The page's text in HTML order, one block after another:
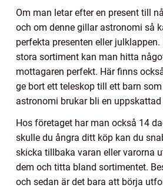
Om man letar efter en present till
och om denne gillar astronomi så
perfekta presenten eller
stora sortiment kan man hitta
mottagaren perfekt. Här finns
ge bort ett teleskop till ett barn
astronomi brukar bli en uppskattad
Hos företaget har man också 14
skulle du ångra ditt köp kan du
skicka tillbaka varan eller varorna
dem och titta bland sortimentet.
och sedan är det bara att börja